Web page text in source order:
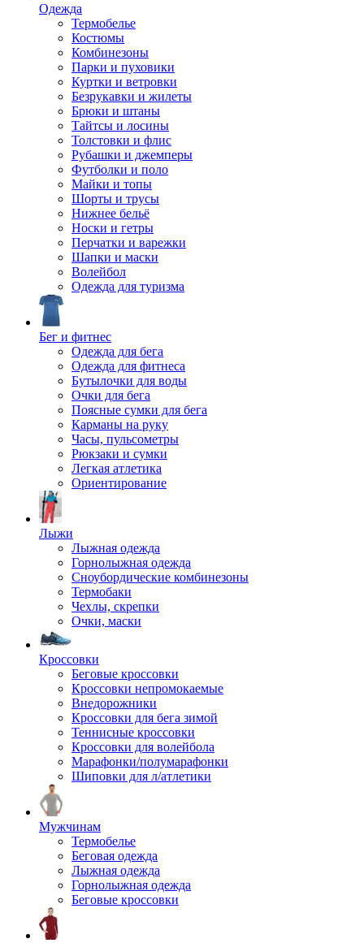
Одежда
Термобелье
Костюмы
Комбинезоны
Парки и пуховики
Куртки и ветровки
Безрукавки и жилеты
Брюки и штаны
Тайтсы и лосины
Толстовки и флис
Рубашки и джемперы
Футболки и поло
Майки и топы
Шорты и трусы
Нижнее бельё
Носки и гетры
Перчатки и варежки
Шапки и маски
Волейбол
Одежда для туризма
Бег и фитнес
Одежда для бега
Одежда для фитнеса
Бутылочки для воды
Очки для бега
Поясные сумки для бега
Карманы на руку
Часы, пульсометры
Рюкзаки и сумки
Легкая атлетика
Ориентирование
Лыжи
Лыжная одежда
Горнолыжная одежда
Сноубордические комбинезоны
Термобаки
Чехлы, скрепки
Очки, маски
Кроссовки
Беговые кроссовки
Кроссовки непромокаемые
Внедорожники
Кроссовки для бега зимой
Теннисные кроссовки
Кроссовки для волейбола
Марафонки/полумарафонки
Шиповки для л/атлетики
Мужчинам
Термобелье
Беговая одежда
Лыжная одежда
Горнолыжная одежда
Беговые кроссовки